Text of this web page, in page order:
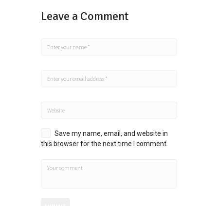
Leave a Comment
Save my name, email, and website in
this browser for the next time I comment.